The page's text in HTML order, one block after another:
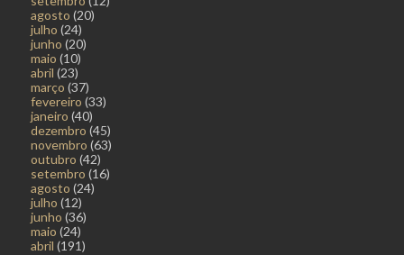
agosto (20)
julho (24)
junho (20)
maio (10)
abril (23)
março (37)
fevereiro (33)
janeiro (40)
dezembro (45)
novembro (63)
outubro (42)
setembro (16)
agosto (24)
julho (12)
junho (36)
maio (24)
abril (191)